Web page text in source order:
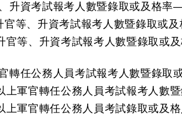
升資考試報考人數暨錄取或及格率
官等、升資考試報考人數暨錄取或
官等、升資考試報考人數暨錄取或
轉任公務人員考試報考人數暨錄取
上軍官轉任公務人員考試報考人數
上軍官轉任公務人員考試錄取或及